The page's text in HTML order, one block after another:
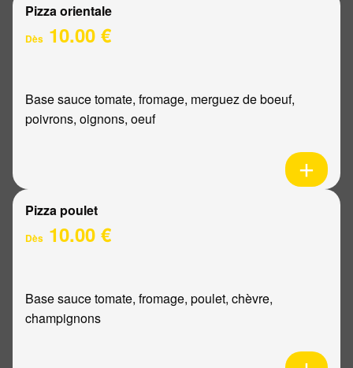
Pizza orientale
Dès 10.00 €
Base sauce tomate, fromage, merguez de boeuf,
poivrons, oignons, oeuf
Pizza poulet
Dès 10.00 €
Base sauce tomate, fromage, poulet, chèvre,
champignons